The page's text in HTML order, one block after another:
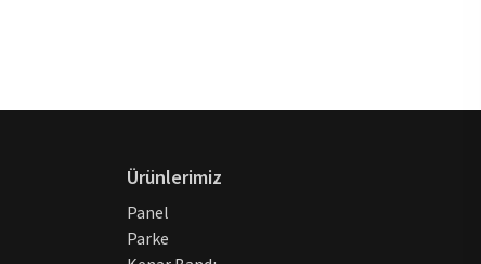
Ürünlerimiz
Panel
Parke